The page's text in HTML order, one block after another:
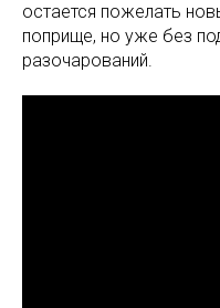
остается пожелать
поприще, но уже без
разочарований.